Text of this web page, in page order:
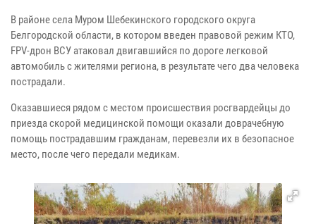
В районе села Муром Шебекинского городского округа
Белгородской области, в котором введен правовой режим КТО,
FPV-дрон ВСУ атаковал двигавшийся по дороге легковой
автомобиль с жителями региона, в результате чего два человека
пострадали.
Оказавшиеся рядом с местом происшествия росгвардейцы до
приезда скорой медицинской помощи оказали доврачебную
помощь пострадавшим гражданам, перевезли их в безопасное
место, после чего передали медикам.